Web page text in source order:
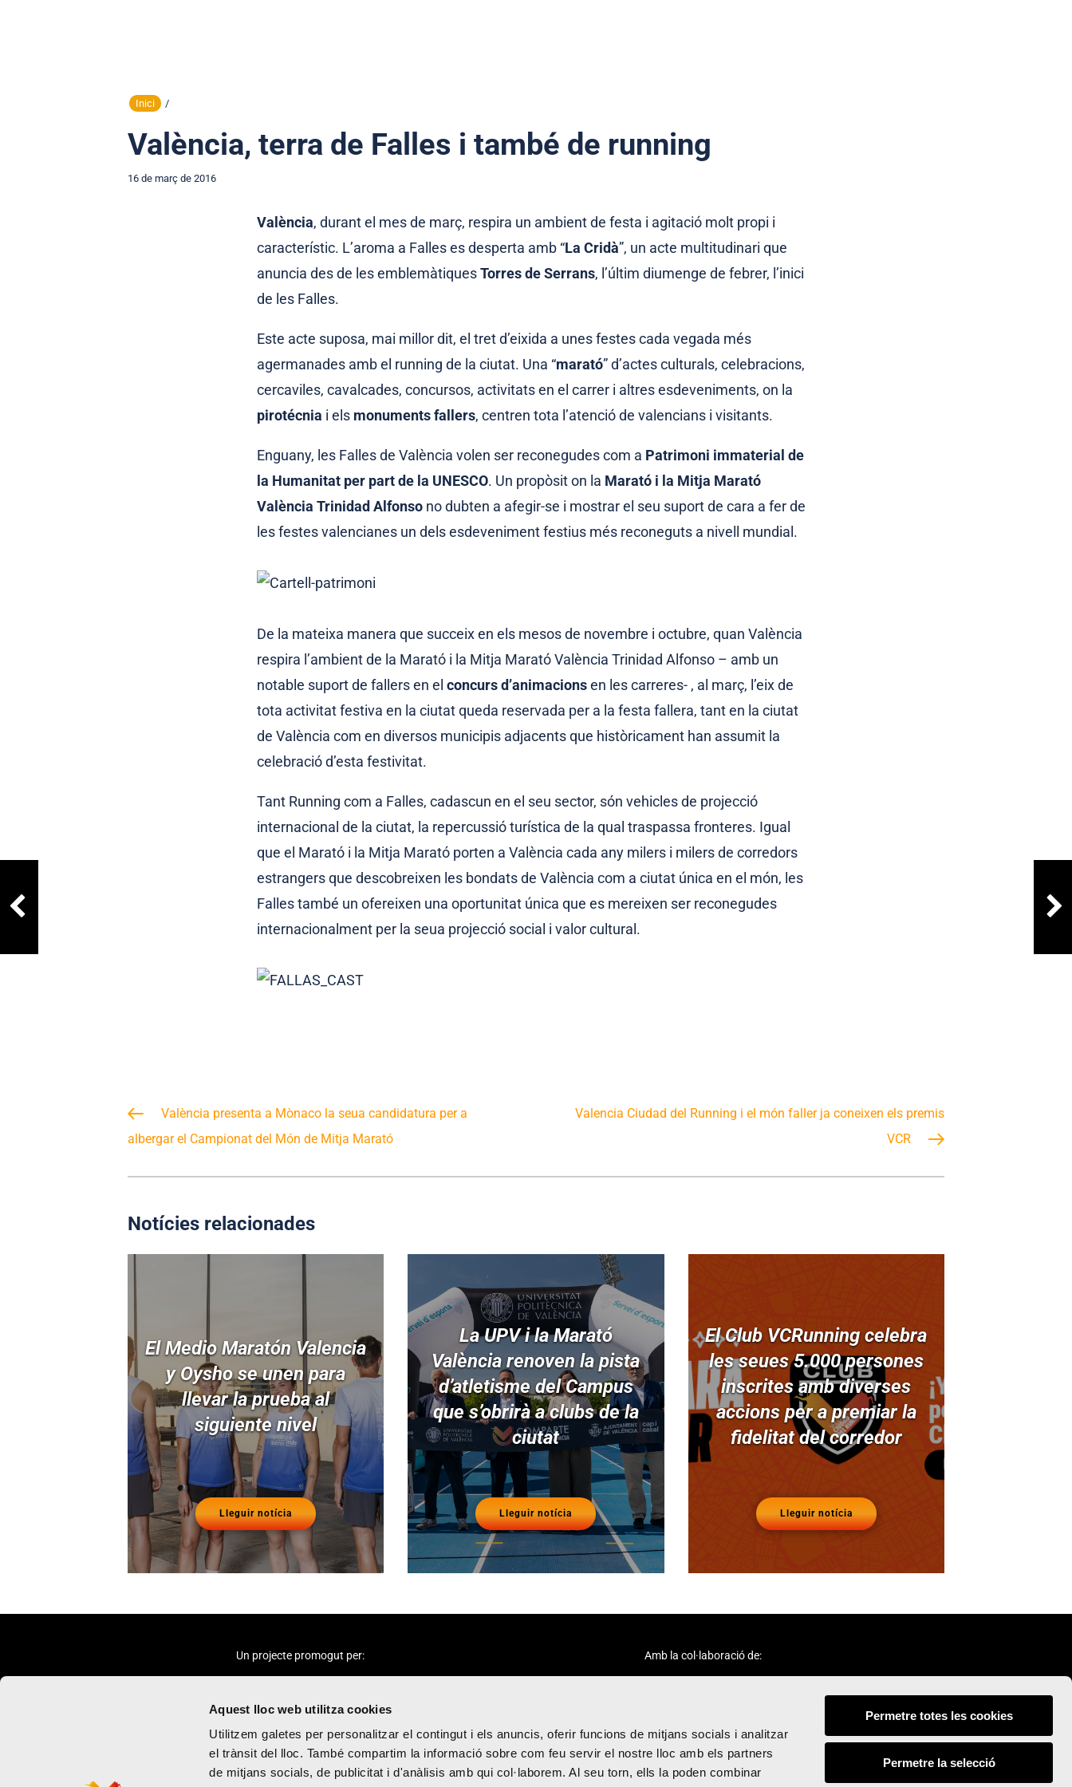
Aquest lloc web utilitza cookies
Utilitzem galetes per personalitzar el contingut i els anuncis, oferir funcions de mitjans socials i analitzar
el trànsit del lloc. També compartim la informació sobre com feu servir el nostre lloc amb els partners
de mitjans socials, de publicitat i d'anàlisis amb qui col·laborem. Al seu torn, ells la poden combinar
Permetre totes les cookies
Permetre la selecció
Inici /
València, terra de Falles i també de running
16 de març de 2016
València, durant el mes de març, respira un ambient de festa i agitació molt propi i
característic. L’aroma a Falles es desperta amb “La Cridà”, un acte multitudinari que
anuncia des de les emblemàtiquesTorres de Serrans, l’últim diumenge de febrer, l’inici
de les Falles.
Este acte suposa, mai millor dit, el tret d’eixida a unes festes cada vegada més
agermanades amb el running de la ciutat. Una “marató” d’actes culturals, celebracions,
cercaviles, cavalcades, concursos, activitats en el carrer i altres esdeveniments, on la
pirotécnia i els monuments fallers, centren tota l’atenció de valencians i visitants.
Enguany, les Falles de València volen ser reconegudes com a Patrimoni immaterial de
la Humanitat per part de la UNESCO. Un propòsit on la Marató i la Mitja Marató
València Trinidad Alfonso no dubten a afegir-se i mostrar el seu suport de cara a fer de
les festes valencianes un dels esdeveniment festius més reconeguts a nivell mundial.
De la mateixa manera que succeix en els mesos de novembre i octubre, quan València
respira l’ambient de la Marató i la Mitja Marató València Trinidad Alfonso – amb un
notable suport de fallers en el concurs d’animacionsen les carreres- , al març, l’eix de
tota activitat festiva en la ciutat queda reservada per a la festa fallera, tant en la ciutat
de València com en diversos municipis adjacents que històricament han assumit la
celebració d’esta festivitat.
Tant Running com a Falles, cadascun en el seu sector, són vehicles de projecció
internacional de la ciutat, la repercussió turística de la qual traspassa fronteres. Igual
que el Marató i la Mitja Marató porten a València cada any milers i milers de corredors
estrangers que descobreixen les bondats de València com a ciutat única en el món, les
Falles també un ofereixen una oportunitat única que es mereixen ser reconegudes
internacionalment per la seua projecció social i valor cultural.
València presenta a Mònaco la seua candidatura per a
albergar el Campionat del Món de Mitja Marató
Valencia Ciudad del Running i el món faller ja coneixen els premis
VCR
Notícies relacionades
El Medio Maratón Valencia
y Oysho se unen para
llevar la prueba al
siguiente nivel
Lleguir notícia
La UPV i la Marató
València renoven la pista
d’atletisme del Campus
que s’obrirà a clubs de la
ciutat
Lleguir notícia
El Club VCRunning celebra
les seues 5.000 persones
inscrites amb diverses
accions per a premiar la
fidelitat del corredor
Lleguir notícia
Un projecte promogut per: Amb la col·laboració de:
Política de privacitat